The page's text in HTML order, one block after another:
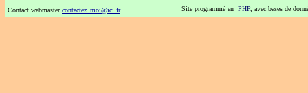
Contact webmastercontactez_moi@ici.fr Site programmé en PHP , avec bases de